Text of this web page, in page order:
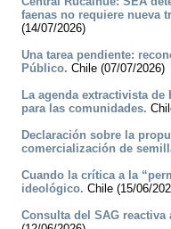
faenas no requiere nueva
(14/07/2026)
Una tarea pendiente:
Público. Chile (07/07/2026)
La agenda extractivista
para las comunidades.
Declaración sobre la
comercialización de
Cuando la crítica a la
ideológico. Chile (15/06/
Consulta del SAG